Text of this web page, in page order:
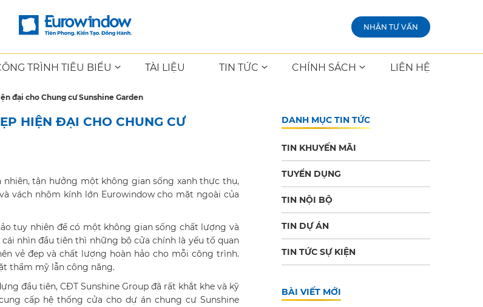
NHẬN TƯ VẤN
TRÌNH TIÊU BIỂU TÀI LIỆU TIN TỨC CHÍNH SÁCH LIÊN HỆ
đại cho Chung cư Sunshine Garden
HIỆN ĐẠI CHO CHUNG CƯ
tận hưởng một không gian sống xanh thực thụ,
vách nhôm kính lớn Eurowindow cho mặt ngoài của
tuy nhiên để có một không gian sống chất lượng và
nhìn đầu tiên thì những bộ cửa chính là yếu tố quan
vẻ đẹp và chất lượng hoàn hảo cho mỗi công trình.
thẩm mỹ lẫn công năng.
đầu tiên, CĐT Sunshine Group đã rất khắt khe và kỹ
cấp hệ thống cửa cho dự án chung cư Sunshine
DANH MỤC TIN TỨC
TIN KHUYẾN MÃI
TUYỂN DỤNG
TIN NỘI BỘ
TIN DỰ ÁN
TIN TỨC SỰ KIỆN
BÀI VIẾT MỚI